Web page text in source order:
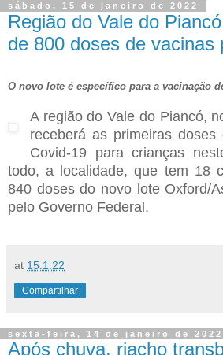
sábado, 15 de janeiro de 2022
Região do Vale do
de 800 doses de vacinas
O novo lote é específico para a vacinação
A região do Vale do Piancó,
receberá as primeiras
Covid-19 para crianças
todo, a localidade, que tem 18
840 doses do novo lote Oxford/
pelo Governo Federal.
at 15.1.22
Compartilhar
sexta-feira, 14 de janeiro de 2022
Após chuva, riacho